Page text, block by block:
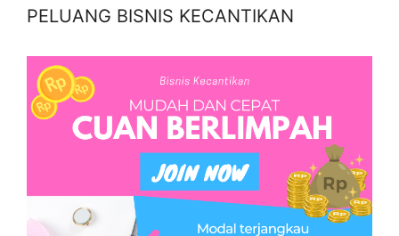
PELUANG BISNIS KECANTIKAN